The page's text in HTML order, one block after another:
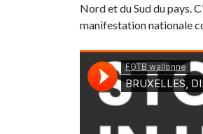
Nord et du Sud du pays.
manifestation nationale